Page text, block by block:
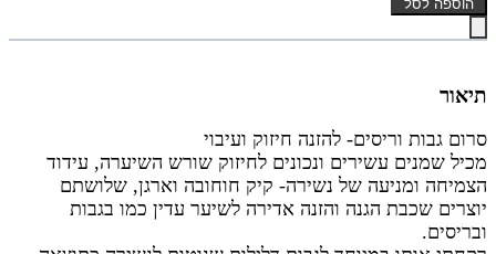
הוספה לסל
תיאור
סרום גבות וריסים- להזנה חיזוק ועיבוי
מכיל שמנים עשירים ונכונים לחיזוק שורש השיערה, עידוד
הצמיחה ומניעה של נשירה- קיק חוחובה וארגן, שלושתם
יוצרים שכבת הגנה והזנה אדירה לשיער עדין כמו בגבות
ובריסים.